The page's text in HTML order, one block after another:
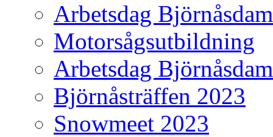
Arbetsdag
Motorsågsutbildning
Arbetsdag
Björnåsträffen 2023
Snowmeet 2023